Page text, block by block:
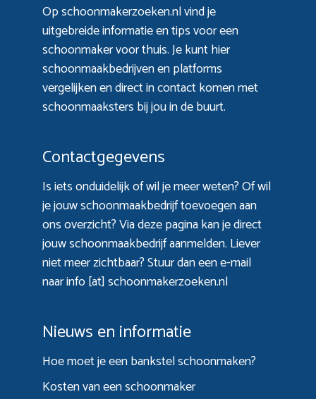
Op schoonmakerzoeken.nl vind je
uitgebreide informatie en tips voor een
schoonmaker voor thuis. Je kunt hier
schoonmaakbedrijven en platforms
vergelijken en direct in contact komen met
schoonmaaksters bij jou in de buurt.
Contactgegevens
Is iets onduidelijk of wil je meer weten? Of wil
je jouw schoonmaakbedrijf toevoegen aan
ons overzicht? Viadeze paginakan je direct
jouw schoonmaakbedrijf aanmelden. Liever
niet meer zichtbaar? Stuur dan een e-mail
naar info [at] schoonmakerzoeken.nl
Nieuws en informatie
Hoe moet je een bankstel schoonmaken?
Kosten van een schoonmaker